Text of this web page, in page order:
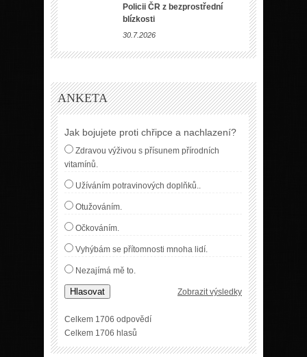
Policii ČR z bezprostřední
blízkosti
30.7.2026
ANKETA
Jak bojujete proti chřipce a nachlazení?
Zdravou výživou s přísunem přírodních
vitamínů.
Užíváním potravinových doplňků..
Otužováním.
Očkováním.
Vyhýbám se přítomnosti mnoha lidí.
Nezajímá mě to.
Hlasovat Zobrazit výsledky
Celkem 1706 odpovědí
Celkem 1706 hlasů